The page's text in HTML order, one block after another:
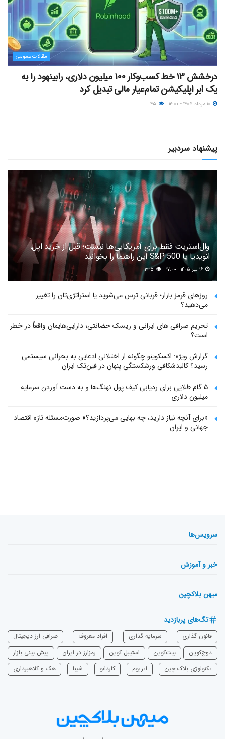
مقالات عمومی
درخشش ۱۳ خط کسب‌وکار ۱۰۰ میلیون دلاری، رابینهود را به
یک ابر اپلیکیشن تمام‌عیار مالی تبدیل کرد
پیشنهاد سردبیر
وال‌استریت فقط برای آمریکایی‌ها نیست؛ قبل از خرید اپل،
انویدیا یا S&P 500 این راهنما را بخوانید
۲۳۵
روزهای قرمز بازار؛ قربانی ترس می‌شوید یا استراتژی‌تان را تغییر
می‌دهید؟
تحریم صرافی های ایرانی و ریسک حضانتی؛ دارایی‌هایمان واقعاً در خطر
است؟
گزارش ویژه: اکسکوینو چگونه از اختلالی ادعایی به بحرانی سیستمی
رسید؟ کالبدشکافی ورشکستگی پنهان در فین‌تک ایران
۵ گام طلایی برای ردیابی کیف پول‌ نهنگ‌ها و به دست آوردن سرمایه
میلیون دلاری
«برای آنچه نیاز دارید، چه بهایی می‌پردازید؟» صورت‌مسئله تازه اقتصاد
جهانی و ایران
سرویس‌ها
خبر و آموزش
میهن بلاکچین
تگ‌های پربازدید
قانون گذاری سرمایه‌ گذاری افراد معروف
صرافی ارز دیجیتال
دوج‌کوین
بیت‌کوین استیبل کوین رمزارز در ایران
پیش بینی بازار
تکنولوژی بلاک چین
اتریوم ‌کاردانو شیبا هک و کلاهبرداری